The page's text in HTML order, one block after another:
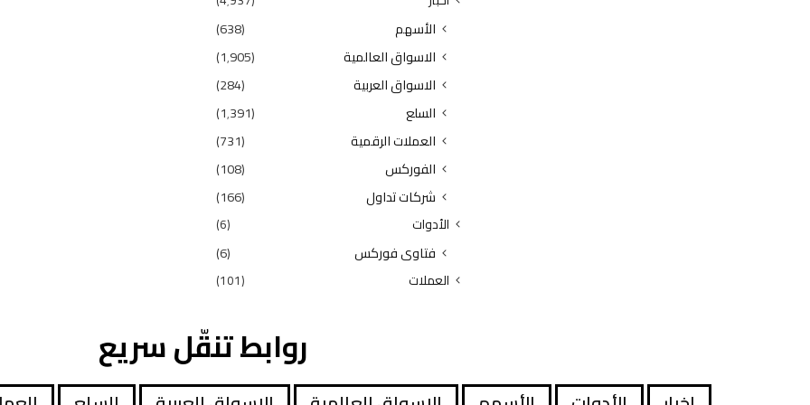
الأسهم
(638)
الاسواق العالمية
(1٬905)
الاسواق العربية
(284)
السلع
(1٬391)
العملات الرقمية
(731)
الفوركس
(108)
شركات تداول
(166)
الأدوات (6)
فتاوى فوركس (6)
العملات (101)
روابط تنقّل سريع